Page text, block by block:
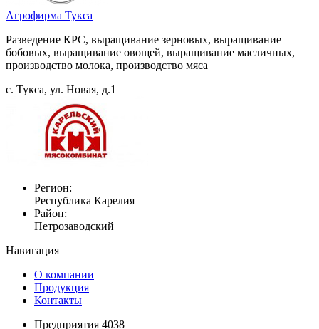
Агрофирма Тукса
Разведение КРС, выращивание зерновых, выращивание
бобовых, выращивание овощей, выращивание масличных,
производство молока, производство мяса
с. Тукса, ул. Новая, д.1
Регион:
Республика Карелия
Район:
Петрозаводский
Навигация
О компании
Продукция
Контакты
Предприятия 4038